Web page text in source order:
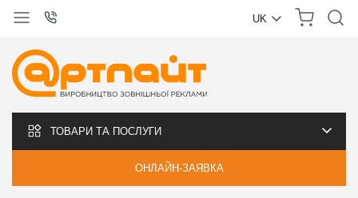
UK
ТОВАРИ ТА ПОСЛУГИ
ОНЛАЙН-ЗАЯВКА